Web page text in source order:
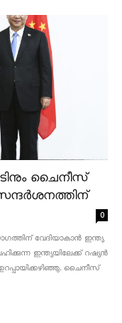
ചൈനീസ്
സന്ദർശനത്തിന്
0
വേദിയാകാൻ ഇന്ത്യ
ഇന്ത്യയിലേക്ക് റഷ്യൻ
ചൈനീസ്